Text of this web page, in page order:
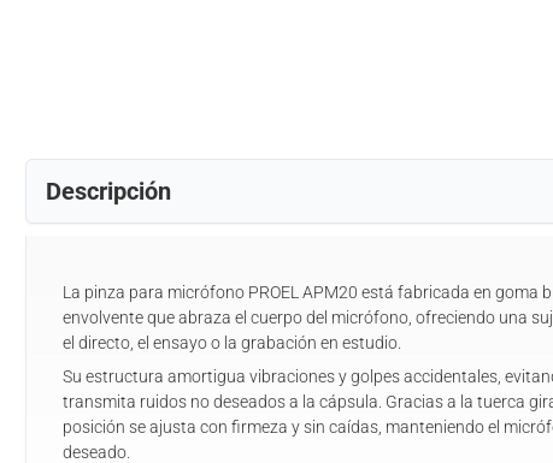
Descripción
La pinza para micrófono PROEL APM20 está fabricada en goma
envolvente que abraza el cuerpo del micrófono, ofreciendo una
el directo, el ensayo o la grabación en estudio.
Su estructura amortigua vibraciones y golpes accidentales,
transmita ruidos no deseados a la cápsula. Gracias a la tuerca
posición se ajusta con firmeza y sin caídas, manteniendo el
deseado.